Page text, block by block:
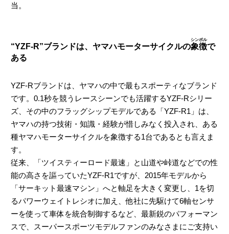
当。
“YZF-R”ブランドは、ヤマハモーターサイクルの象徴
シンボル
で
ある
YZF-Rブランドは、ヤマハの中で最もスポーティなブランド
です。0.1秒を競うレースシーンでも活躍するYZF-Rシリー
ズ、その中のフラッグシップモデルである「YZF-R1」は、
ヤマハの持つ技術・知識・経験が惜しみなく投入され、ある
種ヤマハモーターサイクルを象徴する1台であるとも言えま
す。
従来、「ツイスティーロード最速」と山道や峠道などでの性
能の高さを謳っていたYZF-R1ですが、2015年モデルから
「サーキット最速マシン」へと軸足を大きく変更し、1を切
るパワーウェイトレシオに加え、他社に先駆けて6軸センサ
ーを使って車体を統合制御するなど、最新鋭のパフォーマン
スで、スーパースポーツモデルファンのみなさまにご支持い